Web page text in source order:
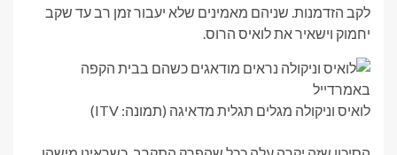
לקב הזדמנות. שניהם מאמינים שלא יעבור זמן רב עד שקב
יחמוק וישאיר את לואיס הרוס.
לואיס וניקולה מגלים תגלית מדאיגה (תמונה: ITV)